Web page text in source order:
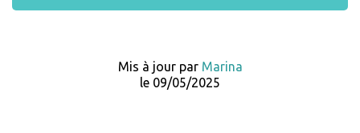
Mis à jour par Marina
le 09/05/2025